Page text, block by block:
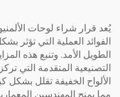
يُعد قرار شراء لوحات
الفوائد العملية التي تؤثر
الطويل الأمد. وتنبع هذه
التصنيعية المتقدمة التي
الألواح الخفيفة تقلل بشكل